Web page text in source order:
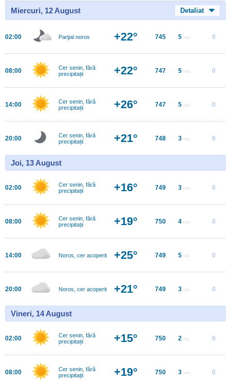
Miercuri, 12 August Detaliat
02:00 Parţial noros +22° 745 5 m/s 0
08:00
Cer senin, fără
precipitații
+22° 747 5 m/s 0
14:00
Cer senin, fără
precipitații
+26° 747 5 m/s 0
20:00
Cer senin, fără
precipitații
+21° 748 3 m/s 0
Joi, 13 August
02:00
Cer senin, fără
precipitații
+16° 749 3 m/s 0
08:00
Cer senin, fără
precipitații
+19° 750 4 m/s 0
14:00 Noros, cer acoperit +25° 749 5 m/s 0
20:00 Noros, cer acoperit +21° 749 3 m/s 0
Vineri, 14 August
02:00
Cer senin, fără
precipitații
+15° 750 2 m/s 0
08:00
Cer senin, fără
precipitații
+19° 750 3 m/s 0